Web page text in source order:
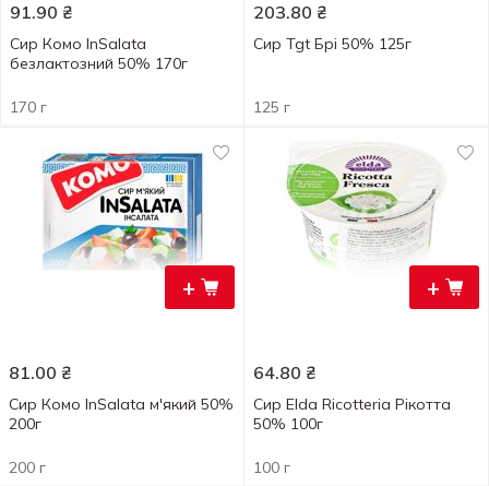
91.90 ₴
Сир Комо InSalata
безлактозний 50% 170г
170 г
203.80 ₴
Сир Tgt Брі 50% 125г
125 г
+
81.00 ₴
Сир Комо InSalata м'який 50%
200г
200 г
+
64.80 ₴
Сир Elda Ricotteria Рікотта
50% 100г
100 г